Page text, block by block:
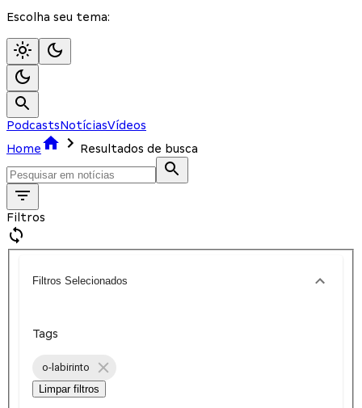
Escolha seu tema:
PodcastsNotíciasVídeos
Home
Resultados de busca
Filtros
Filtros Selecionados
Tags
o-labirinto
Limpar filtros